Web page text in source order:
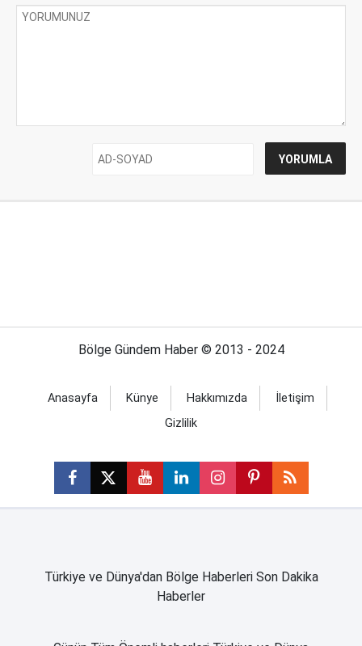
Bölge Gündem Haber © 2013 - 2024
Anasayfa Künye Hakkımızda
İletişim
Gizlilik
Türkiye ve Dünya'dan Bölge Haberleri Son Dakika
Haberler